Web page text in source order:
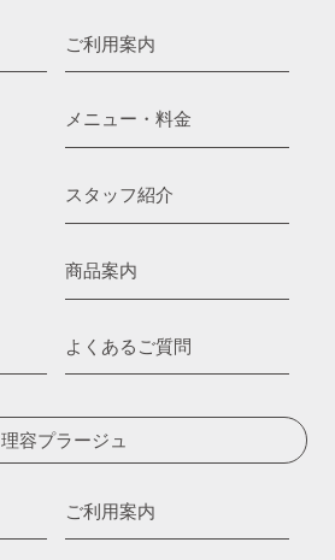
ご利用案内
メニュー・料金
スタッフ紹介
商品案内
よくあるご質問
理容プラージュ
ご利用案内